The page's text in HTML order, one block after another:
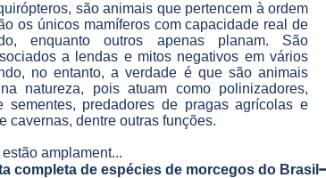
são animais que pertencem à ordem
os únicos mamíferos com capacidade real de
enquanto outros apenas planam. São
a lendas e mitos negativos em vários
no entanto, a verdade é que são animais
natureza, pois atuam como polinizadores,
sementes, predadores de pragas agrícolas e
cavernas, dentre outras funções.
amplament...
completa de espécies de morcegos do Brasil